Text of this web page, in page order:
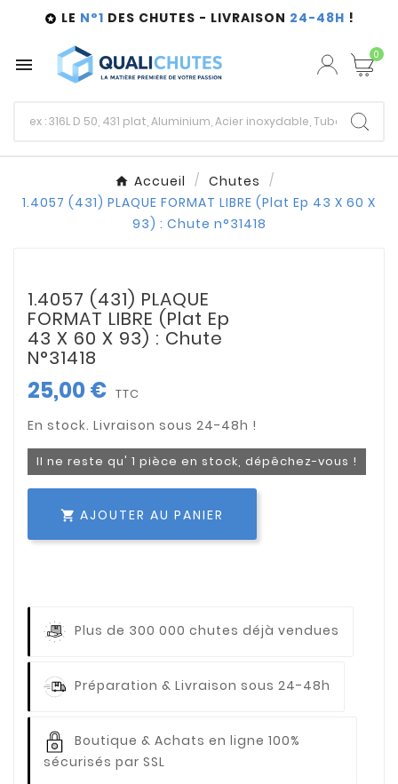
 LE N°1 DES CHUTES - LIVRAISON 24-48H !
 0
Accueil
Chutes
1.4057 (431) PLAQUE FORMAT LIBRE (Plat Ep 43 X 60 X
93) : Chute n°31418
1.4057 (431) PLAQUE
FORMAT LIBRE (Plat Ep
43 X 60 X 93) : Chute
N°31418
25,00 € TTC
Il ne reste qu' 1 pièce en stock, dépêchez-vous !
 AJOUTER AU PANIER
Plus de 300 000 chutes déjà vendues
Préparation & Livraison sous 24-48h
Boutique & Achats en ligne 100%
sécurisés par SSL